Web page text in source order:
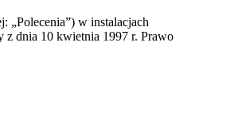
„Polecenia”) w instalacjach
z dnia 10 kwietnia 1997 r. Prawo